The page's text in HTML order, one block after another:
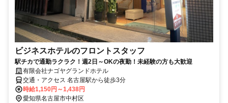
ビジネスホテルのフロントスタッフ
駅チカで通勤ラクラク！週2日～OKの夜勤！未経験の方も大歓迎
有限会社ナゴヤグランドホテル
交通・アクセス 名古屋駅から徒歩3分
時給1,150円～1,438円
愛知県名古屋市中村区